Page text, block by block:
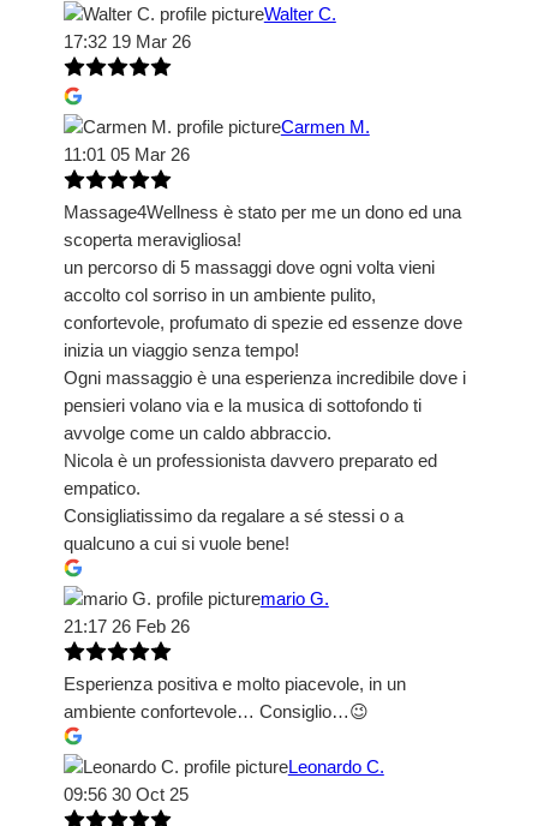
Walter C.
17:32 19 Mar 26
Carmen M.
11:01 05 Mar 26
Massage4Wellness è stato per me un dono ed una
scoperta meravigliosa!
un percorso di 5 massaggi dove ogni volta vieni
accolto col sorriso in un ambiente pulito,
confortevole, profumato di spezie ed essenze dove
inizia un viaggio senza tempo!
Ogni massaggio è una esperienza incredibile dove i
pensieri volano via e la musica di sottofondo ti
avvolge come un caldo abbraccio.
Nicola è un professionista davvero preparato ed
empatico.
Consigliatissimo da regalare a sé stessi o a
qualcuno a cui si vuole bene!
mario G.
21:17 26 Feb 26
Esperienza positiva e molto piacevole, in un
ambiente confortevole… Consiglio…😉
Leonardo C.
09:56 30 Oct 25